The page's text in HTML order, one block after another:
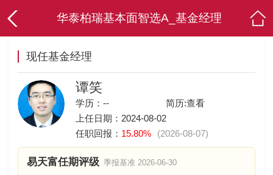
华泰柏瑞基本面智选A_基金经理
现任基金经理
谭笑
学历：-- 简历:查看
上任日期：2024-08-02
任职回报： 15.80% (2026-08-07)
易天富任期评级 季报基准 2026-06-30